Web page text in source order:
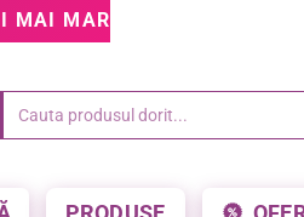
MARI DE 199 LEI • 5%